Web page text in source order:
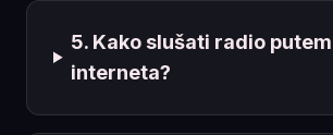
5. Kako slušati radio putem
interneta?